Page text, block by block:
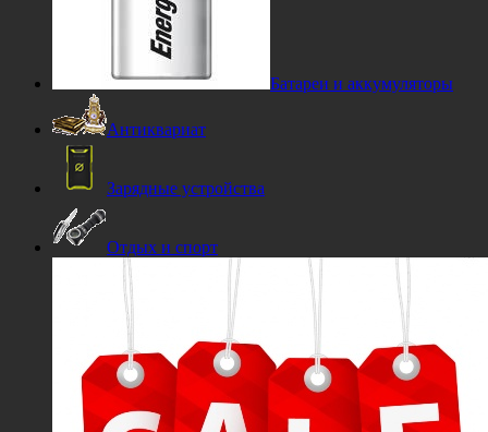
Батареи и аккумуляторы
Антиквариат
Зарядные устройства
Отдых и спорт